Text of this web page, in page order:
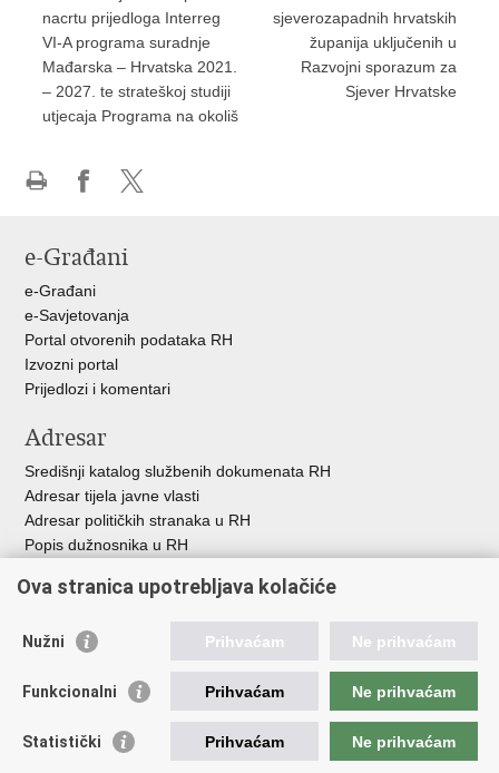
nacrtu prijedloga Interreg
VI-A programa suradnje
Mađarska – Hrvatska 2021.
– 2027. te strateškoj studiji
utjecaja Programa na okoliš
sjeverozapadnih hrvatskih
županija uključenih u
Razvojni sporazum za
Sjever Hrvatske
Facebooku
X-
e-Građani
e-Građani
e-Savjetovanja
Portal otvorenih podataka RH
Izvozni portal
Prijedlozi i komentari
Adresar
Središnji katalog službenih dokumenata RH
Adresar tijela javne vlasti
Adresar političkih stranaka u RH
Popis dužnosnika u RH
Pozivi za žurnu pomoć
Važne poveznice
Vlada Republike H
Strukturni i investicijski fondovi
Središnja agencija za financiranje i ugovaranje
Predstavništvo Europske komisije u Hrvatskoj
Ova stranica upotrebljava kolačiće
Nužni Prihvaćam Ne prihvaćam
Funkcionalni Prihvaćam Ne prihvaćam
Statistički Prihvaćam Ne prihvaćam